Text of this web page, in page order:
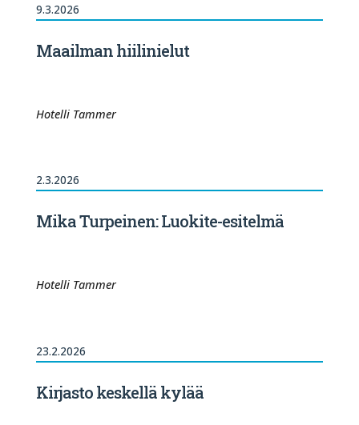
9.3.2026
Maailman hiilinielut
Hotelli Tammer
2.3.2026
Mika Turpeinen: Luokite-esitelmä
Hotelli Tammer
23.2.2026
Kirjasto keskellä kylää